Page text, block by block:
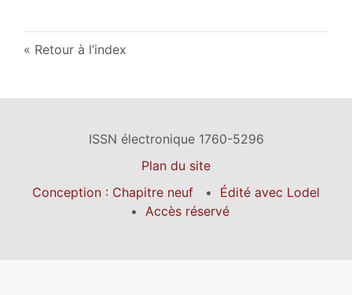
Retour à l’index
ISSN électronique 1760-5296
Plan du site
Conception : Chapitre neuf
Édité avec Lodel
Accès réservé